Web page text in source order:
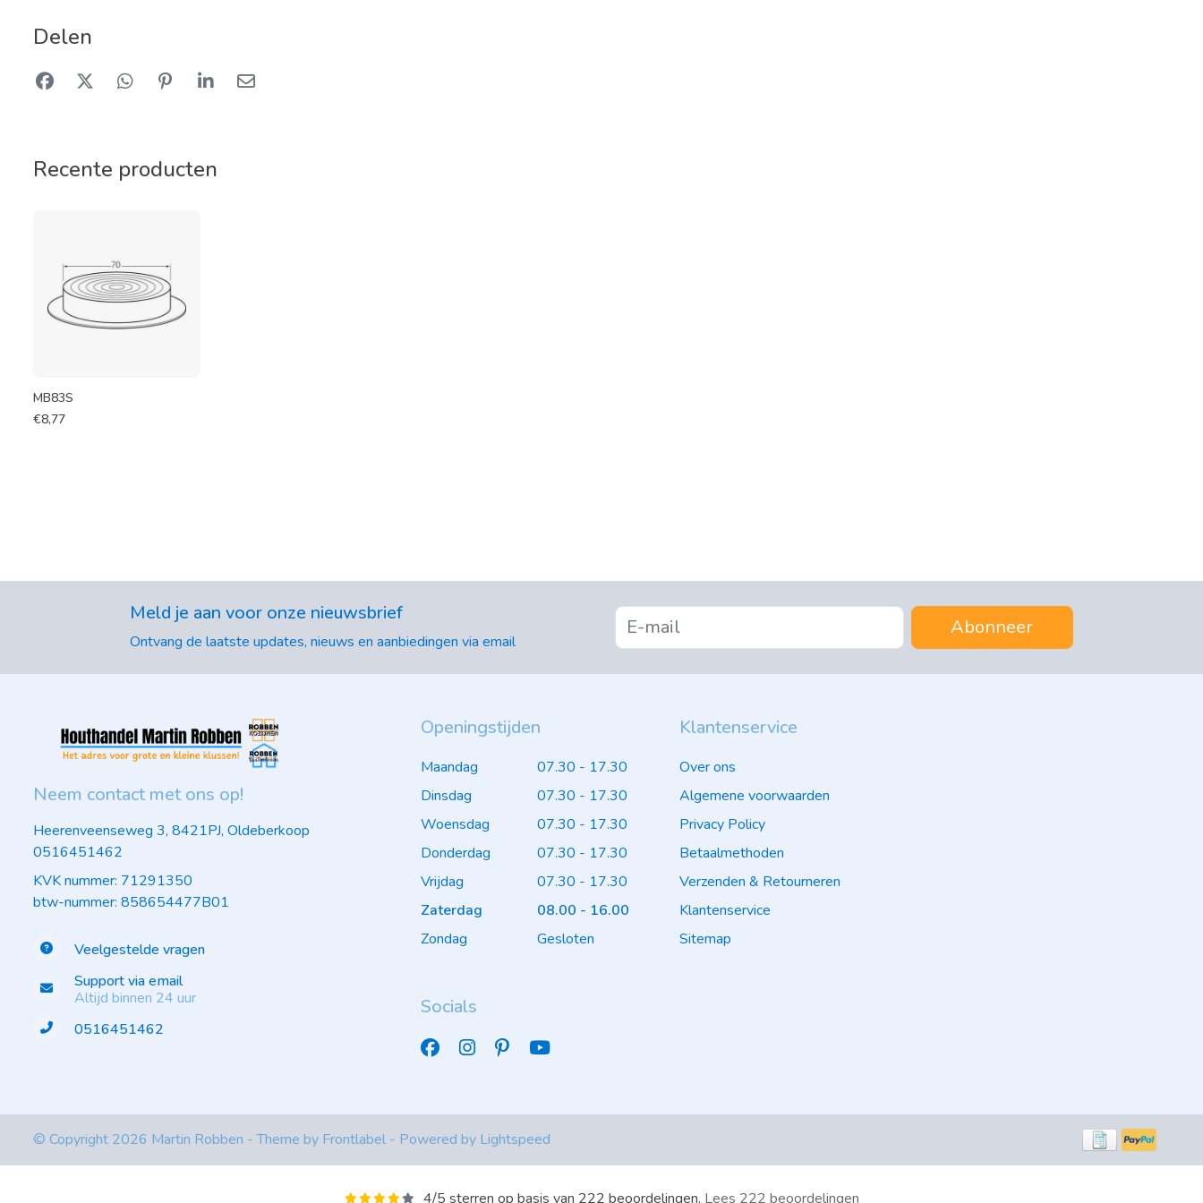
Delen
Recente producten
MB83S
€8,77
Meld je aan voor onze nieuwsbrief
Ontvang de laatste updates, nieuws en aanbiedingen via email
Abonneer
Neem contact met ons op!
Heerenveenseweg 3, 8421PJ, Oldeberkoop
0516451462
KVK nummer: 71291350
btw-nummer: 858654477B01
Veelgestelde vragen
Support via email
Altijd binnen 24 uur
0516451462
Openingstijden
Maandag
07.30 - 17.30
Dinsdag
07.30 - 17.30
Woensdag
07.30 - 17.30
Donderdag
07.30 - 17.30
Vrijdag
07.30 - 17.30
Zaterdag
08.00 - 16.00
Zondag
Gesloten
Socials
Klantenservice
Over ons
Algemene voorwaarden
Privacy Policy
Betaalmethoden
Verzenden & Retourneren
Klantenservice
Sitemap
© Copyright 2026 Martin Robben - Theme by Frontlabel - Powered by Lightspeed
4/5 sterren op basis van 222 beoordelingen. Lees 222 beoordelingen